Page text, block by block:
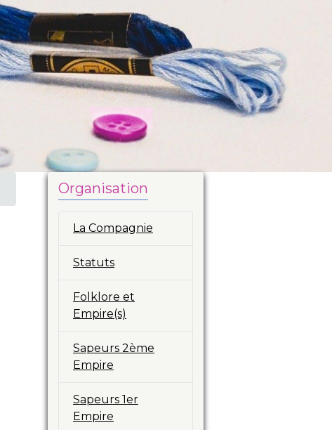
Organisation
La Compagnie
Statuts
Folklore et
Empire(s)
Sapeurs 2ème
Empire
Sapeurs 1er
Empire